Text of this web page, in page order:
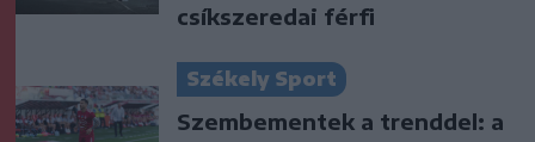
csíkszeredai férfi
Székely Sport
Szembementek a trenddel: a